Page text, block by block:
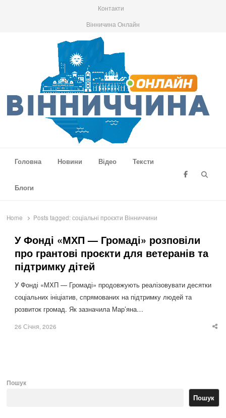
Контакти
Вінничина Онлайн
Головна
Новини Відео Тексти
Блоги
Home Posts tagged:соціальні проєкти Вінниччини
У Фонді «МХП — Громаді» розповіли
про грантові проєкти для ветеранів та
підтримку дітей
У Фонді «МХП — Громаді» продовжують реалізовувати десятки
соціальних ініціатив, спрямованих на підтримку людей та
розвиток громад. Як зазначила Мар’яна…
26 Січня, 2026
Пошук
Пошук